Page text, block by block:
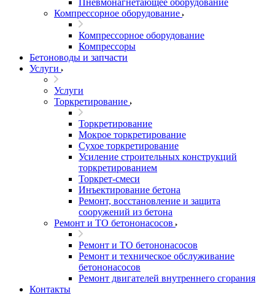
Пневмонагнетающее оборудование
Компрессорное оборудование
Компрессорное оборудование
Компрессоры
Бетоноводы и запчасти
Услуги
Услуги
Торкретирование
Торкретирование
Мокрое торкретирование
Сухое торкретирование
Усиление строительных конструкций
торкретированием
Торкрет-смеси
Инъектирование бетона
Ремонт, восстановление и защита
сооружений из бетона
Ремонт и ТО бетононасосов
Ремонт и ТО бетононасосов
Ремонт и техническое обслуживание
бетононасосов
Ремонт двигателей внутреннего сгорания
Контакты